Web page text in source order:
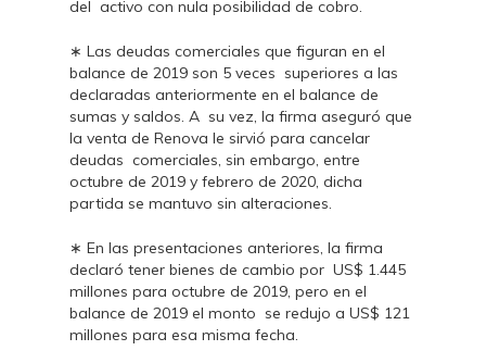
del activo con nula posibilidad de cobro.
∗ Las deudas comerciales que figuran en el
balance de 2019 son 5 veces superiores a las
declaradas anteriormente en el balance de
sumas y saldos. A su vez, la firma aseguró que
la venta de Renova le sirvió para cancelar
deudas comerciales, sin embargo, entre
octubre de 2019 y febrero de 2020, dicha
partida se mantuvo sin alteraciones.
∗ En las presentaciones anteriores, la firma
declaró tener bienes de cambio por US$ 1.445
millones para octubre de 2019, pero en el
balance de 2019 el monto se redujo a US$ 121
millones para esa misma fecha.